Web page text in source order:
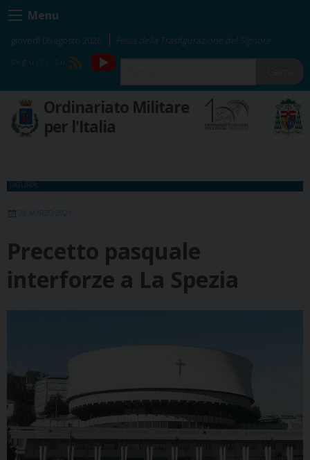
Skip
to
content
Menu
giovedì 06 agosto 2026 Festa della Trasfigurazione del Signore
RSS
YouTube
Ordinariato Militare
per l'Italia
LIGURIA
28 MARZO 2021
Precetto pasquale
interforze a La Spezia